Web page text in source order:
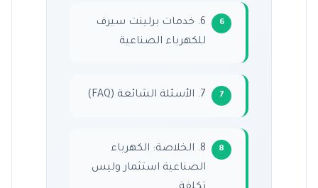
6. خدمات برلينت سيرف
للكهرباء الصناعية
7. الأسئلة الشائعة (FAQ)
8. الخلاصة: الكهرباء
الصناعية استثمار وليس